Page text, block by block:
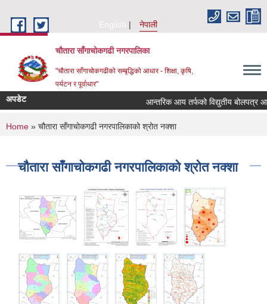
English
नेपाली
चौतारा साँगाचोकगढी नगरपालिका
"चौतारा साँगाचोकगढीको सम्बृद्धिको आधार - शिक्षा, कृषि,
पर्यटन र पूर्वाधार"
अपडेट आन्तरिक आय तर्फको विद्युतीय बोलपत्र
You are here
Home » चौतारा साँगाचोकगढी नगरपालिकाको श्रोत नक्शा
चौतारा साँगाचोकगढी नगरपालिकाको श्रोत नक्शा